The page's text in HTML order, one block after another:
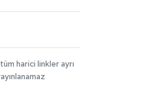
harici linkler ayrı